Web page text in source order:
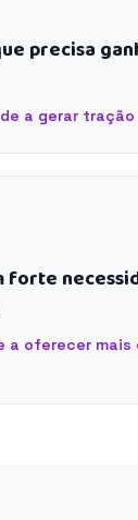
precisa
a gerar
forte
a oferecer mais